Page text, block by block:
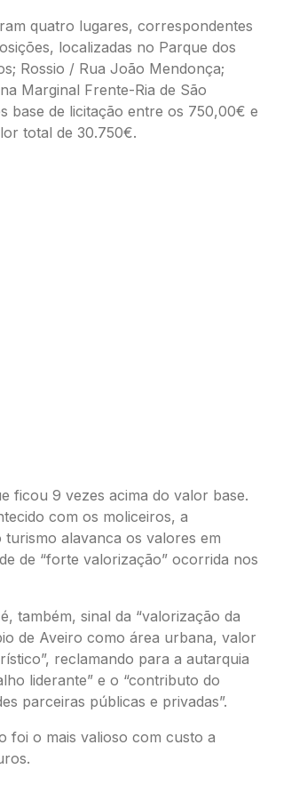
quatro lugares, correspondentes
localizadas no Parque dos
Rossio / Rua João Mendonça;
Marginal Frente-Ria de São
base de licitação entre os 750,00€ e
total de 30.750€.
ficou 9 vezes acima do valor base.
com os moliceiros, a
turismo alavanca os valores em
de “forte valorização” ocorrida nos
também, sinal da “valorização da
de Aveiro como área urbana, valor
reclamando para a autarquia
liderante” e o “contributo do
parceiras públicas e privadas”.
foi o mais valioso com custo a